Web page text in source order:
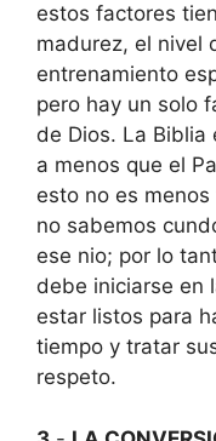
estos factores
madurez, el nivel
entrenamiento
pero hay un solo
de Dios. La Biblia
a menos que el
esto no es
no sabemos
ese nio; por lo
debe iniciarse en
estar listos para
tiempo y tratar
respeto.